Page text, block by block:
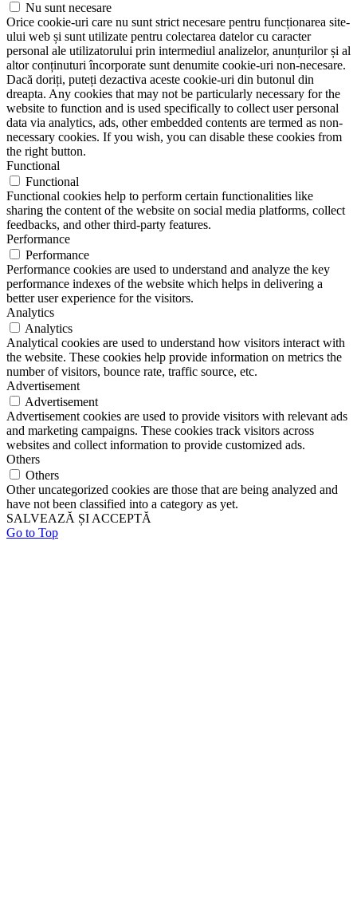
Nu sunt necesare
Orice cookie-uri care nu sunt strict necesare pentru funcționarea site-
ului web și sunt utilizate pentru colectarea datelor cu caracter
personal ale utilizatorului prin intermediul analizelor, anunțurilor și al
altor conținuturi încorporate sunt denumite cookie-uri non-necesare.
Dacă doriți, puteți dezactiva aceste cookie-uri din butonul din
dreapta. Any cookies that may not be particularly necessary for the
website to function and is used specifically to collect user personal
data via analytics, ads, other embedded contents are termed as non-
necessary cookies. If you wish, you can disable these cookies from
the right button.
Functional
Functional
Functional cookies help to perform certain functionalities like
sharing the content of the website on social media platforms, collect
feedbacks, and other third-party features.
Performance
Performance
Performance cookies are used to understand and analyze the key
performance indexes of the website which helps in delivering a
better user experience for the visitors.
Analytics
Analytics
Analytical cookies are used to understand how visitors interact with
the website. These cookies help provide information on metrics the
number of visitors, bounce rate, traffic source, etc.
Advertisement
Advertisement
Advertisement cookies are used to provide visitors with relevant ads
and marketing campaigns. These cookies track visitors across
websites and collect information to provide customized ads.
Others
Others
Other uncategorized cookies are those that are being analyzed and
have not been classified into a category as yet.
SALVEAZĂ ȘI ACCEPTĂ
Go to Top